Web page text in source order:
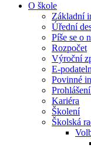
O škole
Základní
Úřední
Píše se o
Rozpočet
Výroční
E-
Povinné
Kariéra
Školení
Školská